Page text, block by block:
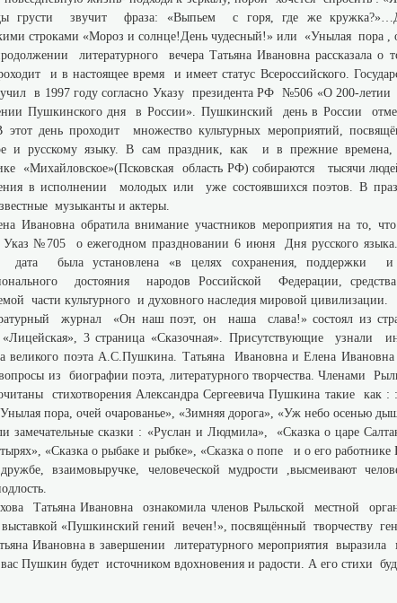
грусти звучит фраза: «Выпьем с горя, где же
строками «Мороз и солнце!День чудесный!» или «Унылая пора ,
литературного вечера Татьяна Ивановна рассказала о
и в настоящее время и имеет статус Всероссийского.
в 1997 году согласно Указу президента РФ №506 «О 200-
Пушкинского дня в России». Пушкинский день в России
этот день проходит множество культурных мероприятий,
и русскому языку. В сам праздник, как и в прежние
«Михайловское»(Псковская область РФ) собираются тысячи
в исполнении молодых или уже состоявшихся поэтов. В
музыканты и актеры.
обратила внимание участников мероприятия на то,
Указ №705 о ежегодном праздновании 6 июня Дня русского
дата была установлена «в целях сохранения, поддержки и
достояния народов Российской Федерации,
части культурного и духовного наследия мировой цивилизации.
журнал «Он наш поэт, он наша слава!» состоял из
«Лицейская», 3 страница «Сказочная». Присутствующие узнали
великого поэта А.С.Пушкина. Татьяна Ивановна и Елена
из биографии поэта, литературного творчества. Членами
стихотворения Александра Сергеевича Пушкина такие как :
пора, очей очарованье», «Зимняя дорога», «Уж небо осенью
замечательные сказки : «Руслан и Людмила», «Сказка о царе
«Сказка о рыбаке и рыбке», «Сказка о попе и о его
взаимовыручке, человеческой мудрости ,высмеивают
Татьяна Ивановна ознакомила членов Рыльской местной
«Пушкинский гений вечен!», посвящённый творчеству
Ивановна в завершении литературного мероприятия выразила
Пушкин будет источником вдохновения и радости. А его стихи